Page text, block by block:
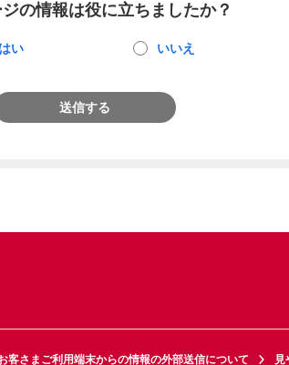
の情報は役に立ちましたか？
はい いいえ
送信する
客さまご利用端末からの情報の外部送信について 見